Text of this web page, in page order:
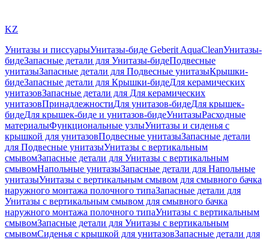
KZ
Унитазы и писсуарыУнитазы-биде Geberit AquaCleanУнитазы-
бидеЗапасные детали для Унитазы-бидеПодвесные
унитазыЗапасные детали для Подвесные унитазыКрышки-
бидеЗапасные детали для Крышки-бидеДля керамических
унитазовЗапасные детали для Для керамических
унитазовПринадлежностиДля унитазов-бидеДля крышек-
бидеДля крышек-биде и унитазов-бидеУнитазыРасходные
материалыФункциональные узлыУнитазы и сиденья с
крышкой для унитазовПодвесные унитазыЗапасные детали
для Подвесные унитазыУнитазы с вертикальным
смывомЗапасные детали для Унитазы с вертикальным
смывомНапольные унитазыЗапасные детали для Напольные
унитазыУнитазы с вертикальным смывом для смывного бачка
наружного монтажа полочного типаЗапасные детали для
Унитазы с вертикальным смывом для смывного бачка
наружного монтажа полочного типаУнитазы с вертикальным
смывомЗапасные детали для Унитазы с вертикальным
смывомСиденья с крышкой для унитазовЗапасные детали для